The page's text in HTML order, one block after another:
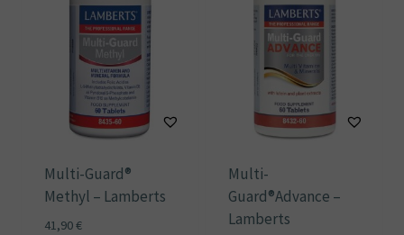
väljas
produktsidan
Multi-Guard®
Methyl – Lamberts
41,90€
Multi-
Guard®Advance –
Lamberts